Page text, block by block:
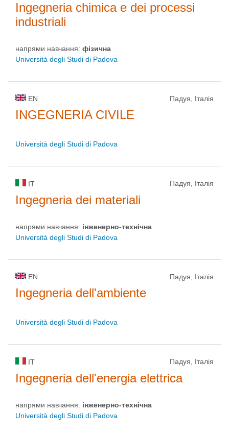
Ingegneria chimica e dei processi
industriali
напрями навчання: фізична
Università degli Studi di Padova
EN Падуя, Італія
INGEGNERIA CIVILE
Università degli Studi di Padova
IT Падуя, Італія
Ingegneria dei materiali
напрями навчання: інженерно-технічна
Università degli Studi di Padova
EN Падуя, Італія
Ingegneria dell'ambiente
Università degli Studi di Padova
IT Падуя, Італія
Ingegneria dell'energia elettrica
напрями навчання: інженерно-технічна
Università degli Studi di Padova